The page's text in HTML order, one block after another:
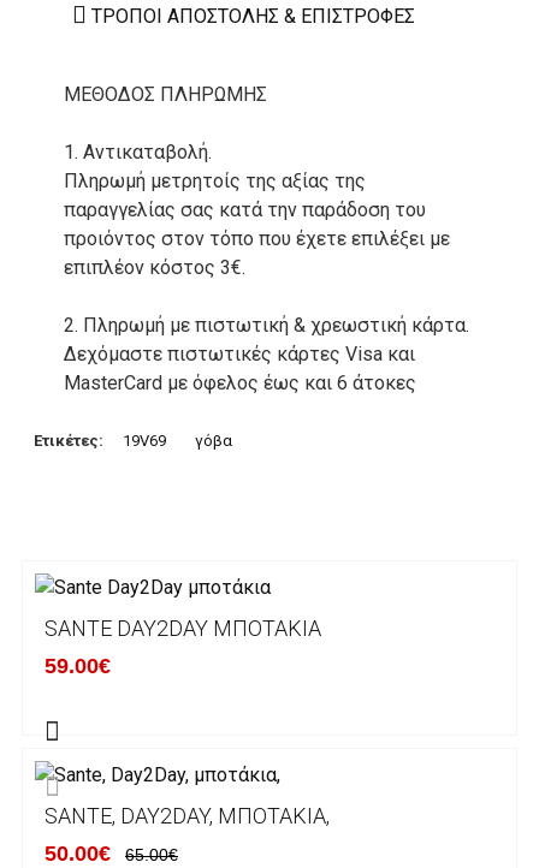
ΤΡΌΠΟΙ ΑΠΟΣΤΟΛΉΣ & ΕΠΙΣΤΡΟΦΈΣ
ΜΕΘΟΔΟΣ ΠΛΗΡΩΜΗΣ
1. Αντικαταβολή.
Πληρωμή μετρητοίς της αξίας της
παραγγελίας σας κατά την παράδοση του
προιόντος στον τόπο που έχετε επιλέξει με
επιπλέον κόστος 3€.
2. Πληρωμή με πιστωτική & χρεωστική κάρτα.
Δεχόμαστε πιστωτικές κάρτες Visa και
MasterCard με όφελος έως και 6 άτοκες
μας κατάστημα πραγρατοποιούνται μέσα από
Λογαριασμό.
κάποιον απο τους ακόλουθους τραπεζικούς
λογαριασμούς:
ΕΞΟΔΑ ΑΠΟΣΤΟΛΗΣ
ΕΛΛΑΔΑ
Ετικέτες: 19V69 γόβα
SANTE DAY2DAY ΜΠΟΤΆΚΙΑ
59.00€
SANTE, DAY2DAY, ΜΠΟΤΆΚΙΑ,
50.00€ 65.00€